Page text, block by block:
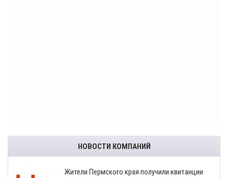
НОВОСТИ КОМПАНИЙ
​Жители Пермского края получили квитанции